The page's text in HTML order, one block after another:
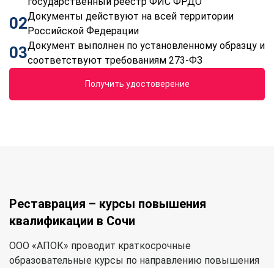
02Документы действуют на всей территории
Российской Федерации
03Документ выполнен по установленному образцу и
соответствуют требованиям 273-ФЗ
Получить удостоверение
Реставрация – курсы повышения
квалификации в Сочи
ООО «АПОК» проводит краткосрочные
образовательные курсы по направлению повышения